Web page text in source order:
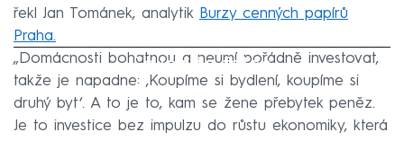
řekl Jan Tománek, analytik Burzy cenných papírů
Praha.
Failed to fetch
„Domácnosti bohatnou a neumí pořádně investovat,
takže je napadne: ‚Koupíme si bydlení, koupíme si
druhý byt‘. A to je to, kam se žene přebytek peněz.
Je to investice bez impulzu do růstu ekonomiky, která